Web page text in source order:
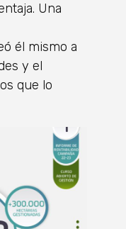
Una
él mismo a
y el
que lo